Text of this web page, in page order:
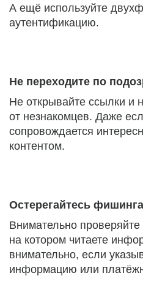
А ещё используйте
аутентификацию.
Не переходите по
Не открывайте ссылки и
от незнакомцев. Даже
сопровождается
контентом.
Остерегайтесь фишинга
Внимательно
на котором читаете
внимательно, если
информацию или